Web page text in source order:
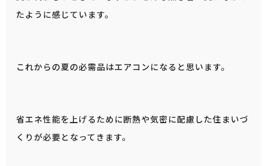
たように感じています。
これからの夏の必需品はエアコンになると思います。
省エネ性能を上げるために断熱や気密に配慮した住まいづ
くりが必要となってきます。